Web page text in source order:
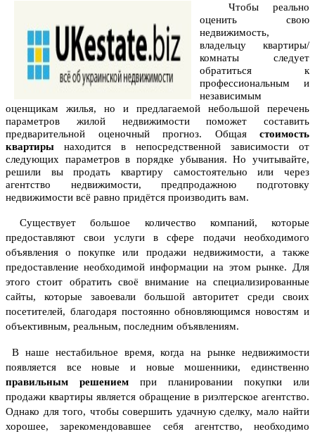
Чтобы реально
оценить свою
недвижимость,
владельцу квартиры/
комнаты следует
обратиться к
профессиональным и
независимым
оценщикам жилья, но и предлагаемой небольшой перечень
параметров жилой недвижимости поможет составить
предварительной оценочный прогноз. Общая стоимость
квартиры находится в непосредственной зависимости от
следующих параметров в порядке убывания. Но учитывайте,
решили вы продать квартиру самостоятельно или через
агентство недвижимости, предпродажною подготовку
недвижимости всё равно придётся производить вам.
Существует большое количество компаний, которые
предоставляют свои услуги в сфере подачи необходимого
объявления о покупке или продажи недвижимости, а также
предоставление необходимой информации на этом рынке.
Для
этого стоит обратить своё внимание на специализированные
сайты, которые завоевали большой авторитет среди своих
посетителей, благодаря постоянно обновляющимся новостям и
объективным, реальным, последним объявлениям.
В наше нестабильное время, когда на рынке недвижимости
появляется все новые и новые мошенники, единственно
правильным решением при планировании покупки или
продажи квартиры является обращение в риэлтерское агентство.
Однако для того, чтобы совершить удачную сделку, мало найти
хорошее, зарекомендовавшее себя агентство, необходимо